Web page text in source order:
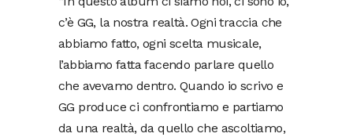
c’è GG, la nostra realtà. Ogni traccia che
abbiamo fatto, ogni scelta musicale,
l’abbiamo fatta facendo parlare quello
che avevamo dentro. Quando io scrivo e
GG produce ci confrontiamo e partiamo
da una realtà, da quello che ascoltiamo,